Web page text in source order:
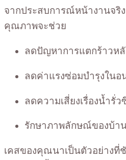
จากประสบการณ์หน้างานจริ
คุณภาพจะช่วย
ลดปัญหาการแตกร้าวหลั
ลดค่าแรงซ่อมบำรุงในอ
ลดความเสี่ยงเรื่องน้ำรั่ว
รักษาภาพลักษณ์ของบ้า
เคสของคุณนาเป็นตัวอย่างที่